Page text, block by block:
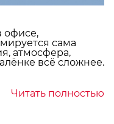
офисе,
сама
атмосфера,
всё сложнее.
Читать полностью